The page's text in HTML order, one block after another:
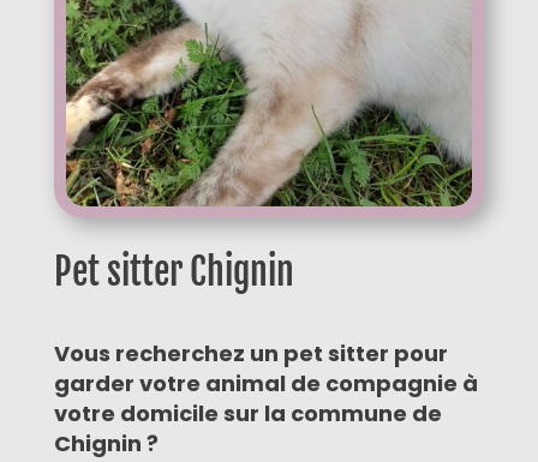
Pet sitter Chignin
Vous recherchez un pet sitter pour
garder votre animal de compagnie à
votre domicile sur la commune de
Chignin ?